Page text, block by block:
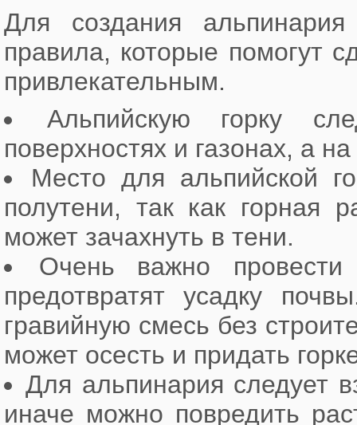
Для создания
правила, которые помогут
привлекательным.
Альпийскую горку
поверхностях и газонах, а
Место для альпийской
полутени, так как горная
может зачахнуть в тени.
Очень важно провести
предотвратят усадку
гравийную смесь без
может осесть и придать
Для альпинария следует
иначе можно повредить